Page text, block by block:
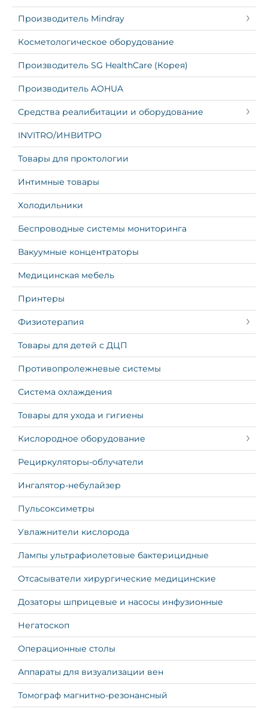
Производитель Mindray
Косметологическое оборудование
Производитель SG HealthCare (Корея)
Производитель AOHUA
Средства реалибитации и оборудование
INVITRO/ИНВИТРО
Товары для проктологии
Интимные товары
Холодильники
Беспроводные системы мониторинга
Вакуумные концентраторы
Медицинская мебель
Принтеры
Физиотерапия
Товары для детей с ДЦП
Противопролежневые системы
Система охлаждения
Товары для ухода и гигиены
Кислородное оборудование
Рециркуляторы-облучатели
Ингалятор-небулайзер
Пульсоксиметры
Увлажнители кислорода
Лампы ультрафиолетовые бактерицидные
Отсасыватели хирургические медицинские
Дозаторы шприцевые и насосы инфузионные
Негатоскоп
Операционные столы
Аппараты для визуализации вен
Томограф магнитно-резонансный